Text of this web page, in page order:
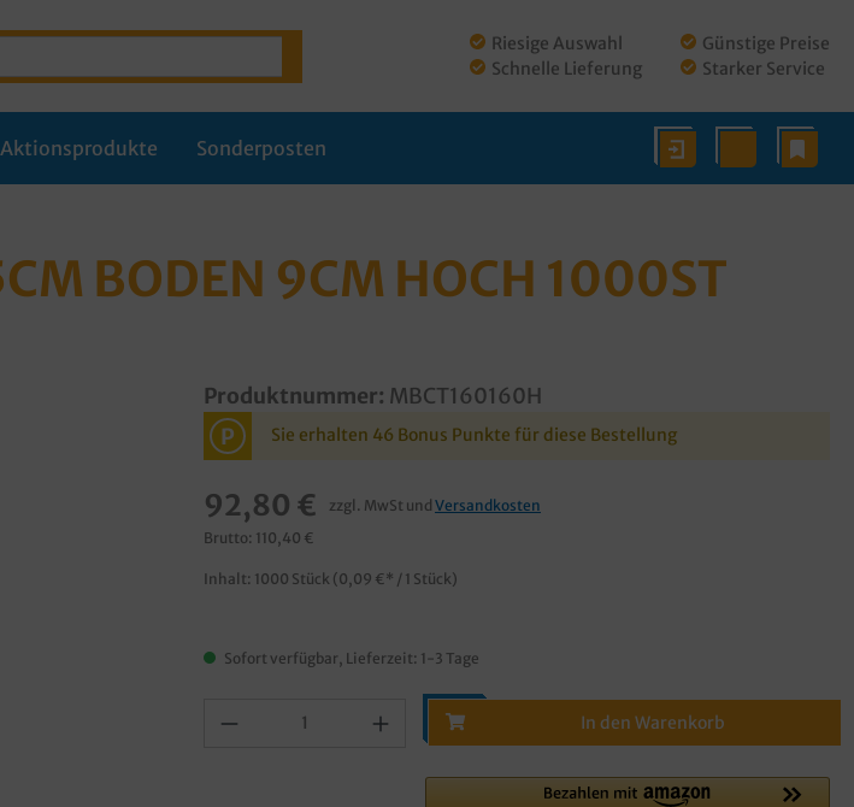
Riesige Auswahl
Schnelle Lieferung
Günstige Preise
Starker Service
Aktionsprodukte Sonderposten
BODEN 9CM HOCH 1000ST
Produktnummer: MBCT160160H
P Sie erhalten 46 Bonus Punkte für diese Bestellung
92,80 € zzgl. MwSt und Versandkosten
Brutto: 110,40 €
Inhalt: 1000 Stück (0,09 €* / 1 Stück)
Sofort verfügbar, Lieferzeit: 1-3 Tage
In den Warenkorb